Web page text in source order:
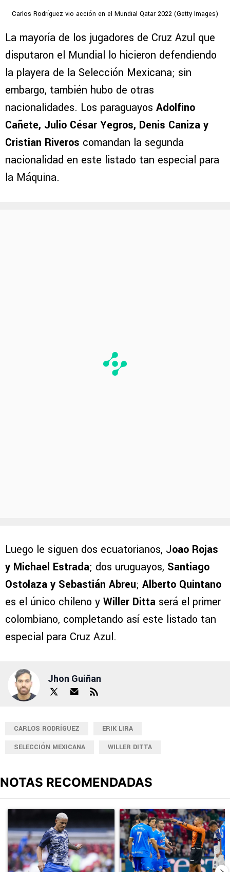
Carlos Rodríguez vio acción en el Mundial Qatar 2022 (Getty Images)
La mayoría de los jugadores de Cruz Azul que
disputaron el Mundial lo hicieron defendiendo
la playera de la Selección Mexicana; sin
embargo, también hubo de otras
nacionalidades. Los paraguayos Adolfino
Cañete, Julio César Yegros, Denis Caniza y
Cristian Riveros comandan la segunda
nacionalidad en este listado tan especial para
la Máquina.
Luego le siguen dos ecuatorianos, Joao Rojas
y Michael Estrada; dos uruguayos, Santiago
Ostolaza y Sebastián Abreu; Alberto Quintano
es el único chileno y Willer Ditta será el primer
colombiano, completando así este listado tan
especial para Cruz Azul.
Jhon Guiñan
CARLOS RODRÍGUEZ
ERIK LIRA
SELECCIÓN MEXICANA
WILLER DITTA
NOTAS RECOMENDADAS
Un artículo de tendencia con el título "Revelan un detalle clave
Un artículo de tendencia con el